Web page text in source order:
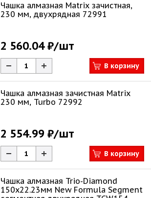
Чашка алмазная Matrix зачистная,
230 мм, двухрядная 72991
2 560.04 ₽/шт
В корзину
Чашка алмазная зачистная Matrix
230 мм, Turbo 72992
2 554.99 ₽/шт
В корзину
Чашка алмазная Trio-Diamond
150х22.23мм New Formula Segment